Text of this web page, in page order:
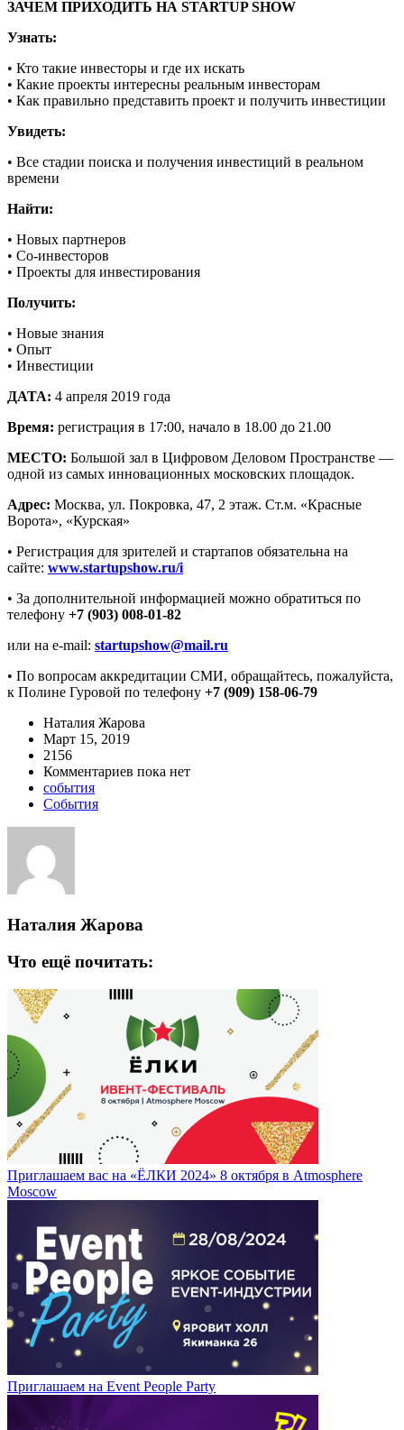
ЗАЧЕМ ПРИХОДИТЬ НА STARTUP SHOW
Узнать:
• Кто такие инвесторы и где их искать
• Какие проекты интересны реальным инвесторам
• Как правильно представить проект и получить инвестиции
Увидеть:
• Все стадии поиска и получения инвестиций в реальном
времени
Найти:
• Новых партнеров
• Со-инвесторов
• Проекты для инвестирования
Получить:
• Новые знания
• Опыт
• Инвестиции
ДАТА: 4 апреля 2019 года
Время: регистрация в 17:00, начало в 18.00 до 21.00
МЕСТО: Большой зал в Цифровом Деловом Пространстве —
одной из самых инновационных московских площадок.
Адрес: Москва, ул. Покровка, 47, 2 этаж. Ст.м. «Красные
Ворота», «Курская»
• Регистрация для зрителей и стартапов обязательна на
сайте: www.startupshow.ru/i
• За дополнительной информацией можно обратиться по
телефону +7 (903) 008-01-82
или на e-mail: startupshow@mail.ru
• По вопросам аккредитации СМИ, обращайтесь, пожалуйста,
к Полине Гуровой по телефону +7 (909) 158-06-79
Наталия Жарова
Март 15, 2019
2156
Комментариев пока нет
события
События
Наталия Жарова
Что ещё почитать:
Приглашаем вас на «ЁЛКИ 2024» 8 октября в Atmosphere
Moscow
Приглашаем на Event People Party